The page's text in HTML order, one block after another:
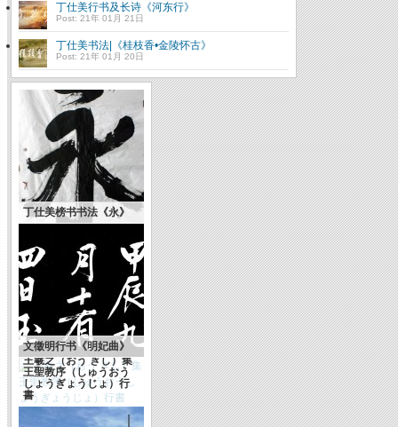
丁仕美行书及长诗《河东行》
Post: 21年 01月 21日
丁仕美书法|《桂枝香•金陵怀古》
Post: 21年 01月 20日
丁仕美榜书书法《永》
文徵明行书《明妃曲》
王羲之（おう ぎし）集
王聖教序（しゅうおう
しょうぎょうじょ）行
書